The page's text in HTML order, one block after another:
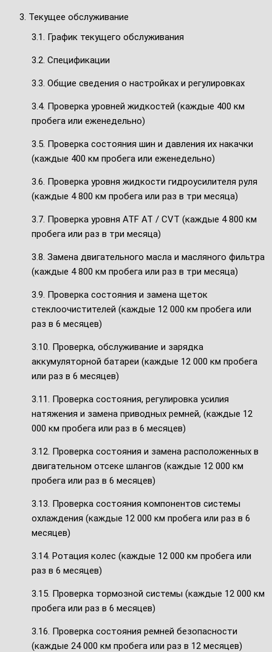
3. Текущее обслуживание
3.1. График текущего обслуживания
3.2. Спецификации
3.3. Общие сведения о настройках и регулировках
3.4. Проверка уровней жидкостей (каждые 400 км
пробега или еженедельно)
3.5. Проверка состояния шин и давления их накачки
(каждые 400 км пробега или еженедельно)
3.6. Проверка уровня жидкости гидроусилителя руля
(каждые 4 800 км пробега или раз в три месяца)
3.7. Проверка уровня ATF АТ / CVT (каждые 4 800 км
пробега или раз в три месяца)
3.8. Замена двигательного масла и масляного фильтра
(каждые 4 800 км пробега или раз в три месяца)
3.9. Проверка состояния и замена щеток
стеклоочистителей (каждые 12 000 км пробега или
раз в 6 месяцев)
3.10. Проверка, обслуживание и зарядка
аккумуляторной батареи (каждые 12 000 км пробега
или раз в 6 месяцев)
3.11. Проверка состояния, регулировка усилия
натяжения и замена приводных ремней, (каждые 12
000 км пробега или раз в 6 месяцев)
3.12. Проверка состояния и замена расположенных в
двигательном отсеке шлангов (каждые 12 000 км
пробега или раз в 6 месяцев)
3.13. Проверка состояния компонентов системы
охлаждения (каждые 12 000 км пробега или раз в 6
месяцев)
3.14. Ротация колес (каждые 12 000 км пробега или
раз в 6 месяцев)
3.15. Проверка тормозной системы (каждые 12 000 км
пробега или раз в 6 месяцев)
3.16. Проверка состояния ремней безопасности
(каждые 24 000 км пробега или раз в 12 месяцев)